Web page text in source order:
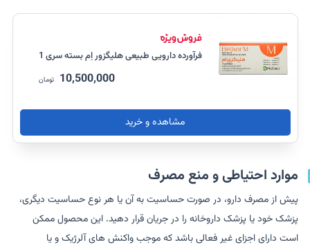
فرآورده دارویی طبیعی هلیگزور اِم بسته سری 1
10,500,000 تومان
مشاهده و خرید
موارد احتیاطی و منع مصرف
پیش از مصرف دارو، در صورت حساسیت به آن یا هر نوع حساسیت دیگری،
پزشک خود یا پزشک داروخانه را در جریان قرار دهید. این محصول ممکن
است دارای اجزای غیر فعالی باشد که موجب واکنش های آلرژیک و یا